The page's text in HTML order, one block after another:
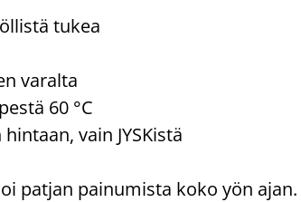
tukea
varalta
60 °C
vain JYSKistä
patjan painumista koko yön ajan.